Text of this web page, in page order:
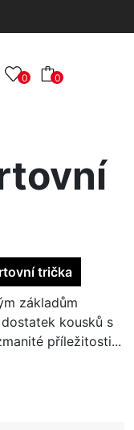
0 0
trička
základům
kousků s
příležitosti...